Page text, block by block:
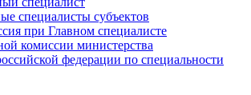
специалисты субъектов
при Главном специалисте
комиссии министерства
федерации по специальности